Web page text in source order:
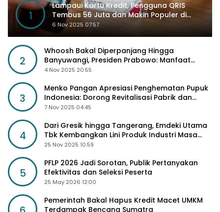
1
Lampaui Kartu Kredit, Pengguna QRIS
Tembus 56 Juta dan Makin Populer di
Kancah Global
6 Nov 2025 07:57
2
Whoosh Bakal Diperpanjang Hingga
Banyuwangi, Presiden Prabowo: Manfaat
Sosial Lebih Besar
4 Nov 2025 20:55
3
Menko Pangan Apresiasi Penghematan Pupuk
Indonesia: Dorong Revitalisasi Pabrik dan
Diskon Harga Pupuk
7 Nov 2025 04:45
4
Dari Gresik hingga Tangerang, Emdeki Utama
Tbk Kembangkan Lini Produk Industri Masa
Depan
25 Nov 2025 10:59
5
PFLP 2026 Jadi Sorotan, Publik Pertanyakan
Efektivitas dan Seleksi Peserta
25 May 2026 12:00
Pemerintah Bakal Hapus Kredit Macet UMKM
Terdampak Bencana Sumatra